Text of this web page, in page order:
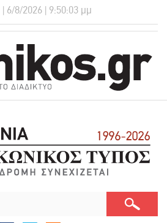
| 6/8/2026 | 9:50:04 μμ